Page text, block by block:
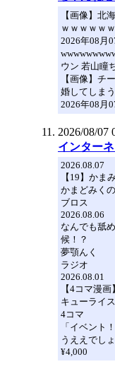
【画像】北
ｗｗｗｗｗ
2026年08月
ウン 若山瞳
【画像】チ
婚してしま
2026年08月
2026/08/07
インター
2026.08.07
【19】かま
かまどみく
ブロス
2026.08.06
なんでも舐
候！？
夢顎んく
ラジオ
2026.08.01
【4コマ漫
キューライス
4コマ
「イベント
うええでしょ
¥4,000